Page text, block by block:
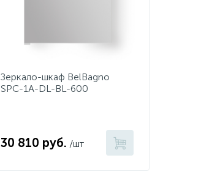
Зеркало-шкаф BelBagno
SPC-1A-DL-BL-600
30 810 руб. /шт